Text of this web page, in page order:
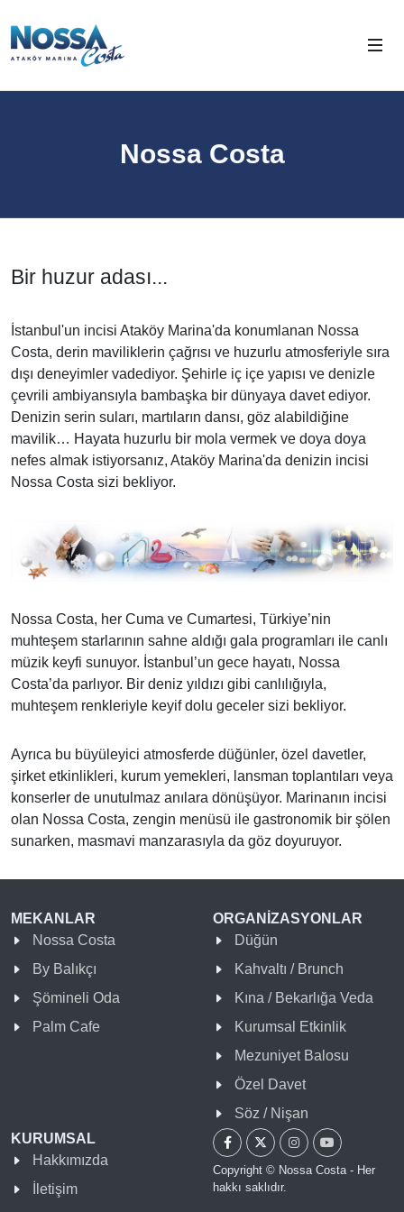
Nossa Costa
Bir huzur adası...
İstanbul'un incisi Ataköy Marina'da konumlanan Nossa
Costa, derin maviliklerin çağrısı ve huzurlu atmosferiyle sıra
dışı deneyimler vadediyor. Şehirle iç içe yapısı ve denizle
çevrili ambiyansıyla bambaşka bir dünyaya davet ediyor.
Denizin serin suları, martıların dansı, göz alabildiğine
mavilik… Hayata huzurlu bir mola vermek ve doya doya
nefes almak istiyorsanız, Ataköy Marina'da denizin incisi
Nossa Costa sizi bekliyor.
Nossa Costa, her Cuma ve Cumartesi, Türkiye’nin
muhteşem starlarının sahne aldığı gala programları ile canlı
müzik keyfi sunuyor. İstanbul’un gece hayatı, Nossa
Costa’da parlıyor. Bir deniz yıldızı gibi canlılığıyla,
muhteşem renkleriyle keyif dolu geceler sizi bekliyor.
Ayrıca bu büyüleyici atmosferde düğünler, özel davetler,
şirket etkinlikleri, kurum yemekleri, lansman toplantıları veya
konserler de unutulmaz anılara dönüşüyor. Marinanın incisi
olan Nossa Costa, zengin menüsü ile gastronomik bir şölen
sunarken, masmavi manzarasıyla da göz doyuruyor.
MEKANLAR
Nossa Costa
By Balıkçı
Şömineli Oda
Palm Cafe
ORGANİZASYONLAR
Düğün
Kahvaltı / Brunch
Kına / Bekarlığa Veda
Kurumsal Etkinlik
Mezuniyet Balosu
Özel Davet
Söz / Nişan
KURUMSAL
Hakkımızda
İletişim
Copyright © Nossa Costa - Her
hakkı saklıdır.